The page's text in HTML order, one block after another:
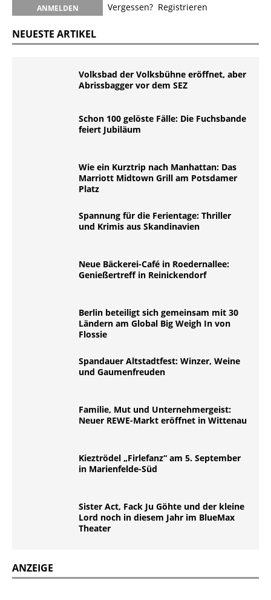
Vergessen? Registrieren
NEUESTE ARTIKEL
Volksbad der Volksbühne eröffnet, aber
Abrissbagger vor dem SEZ
Schon 100 gelöste Fälle: Die Fuchsbande
feiert Jubiläum
Wie ein Kurztrip nach Manhattan: Das
Marriott Midtown Grill am Potsdamer
Platz
Spannung für die Ferientage: Thriller
und Krimis aus Skandinavien
Neue Bäckerei-Café in Roedernallee:
Genießertreff in Reinickendorf
Berlin beteiligt sich gemeinsam mit 30
Ländern am Global Big Weigh In von
Flossie
Spandauer Altstadtfest: Winzer, Weine
und Gaumenfreuden
Familie, Mut und Unternehmergeist:
Neuer REWE-Markt eröffnet in Wittenau
Kieztrödel „Firlefanz“ am 5. September
in Marienfelde-Süd
Sister Act, Fack Ju Göhte und der kleine
Lord noch in diesem Jahr im BlueMax
Theater
ANZEIGE